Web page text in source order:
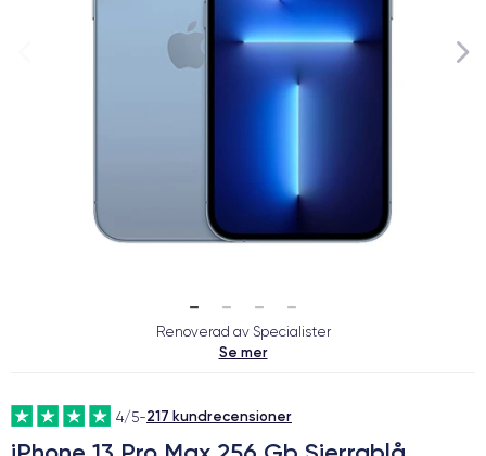
Renoverad av Specialister
Se mer
4/5-217 kundrecensioner